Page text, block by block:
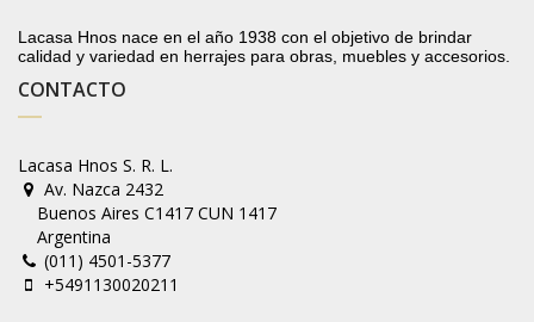
Lacasa Hnos nace en el año 1938 con el objetivo de brindar
calidad y variedad en herrajes para obras, muebles y accesorios.
CONTACTO
Lacasa Hnos S. R. L.
Av. Nazca 2432
Buenos Aires C1417 CUN 1417
Argentina
(011) 4501-5377
+5491130020211